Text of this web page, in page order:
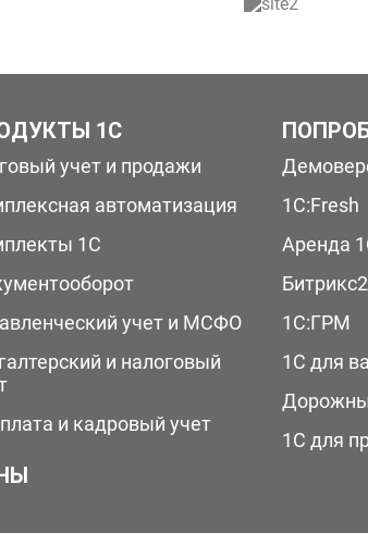
1С
учет и продажи
автоматизация
1С
учет и МСФО
и налоговый
и кадровый учет
1С:Fresh
Аренда
1С:ГРМ
1С для
1С для